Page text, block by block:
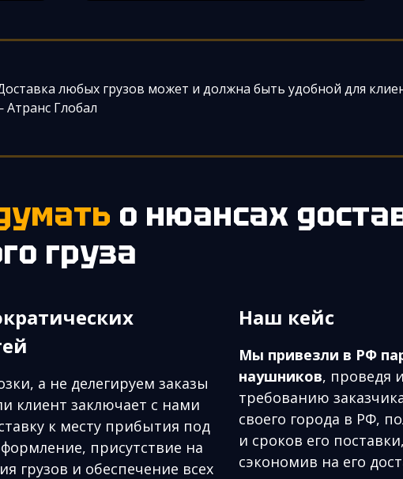
любых грузов может и должна быть удобной для
Атранс Глобал
о нюансах
груза
а не делегируем заказы
клиент заключает с нами
к месту прибытия под
присутствие на
грузов и обеспечение всех
Наш кейс
Мы привезли в РФ
наушников, проведя
требованию
своего города в РФ,
и сроков его
сэкономив на его